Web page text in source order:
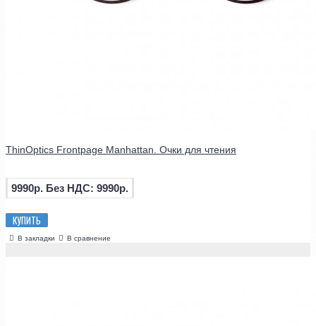
ThinOptics Frontpage Manhattan. Очки для чтения
9990р. Без НДС: 9990р.
КУПИТЬ
В закладки В сравнение